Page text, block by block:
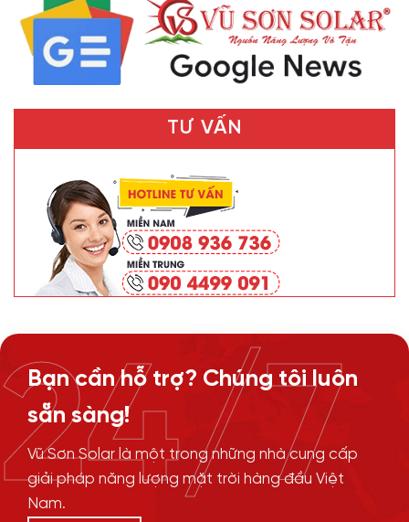
TƯ VẤN
Bạn cần hỗ trợ? Chúng tôi luôn
sẵn sàng!
Vũ Sơn Solar là một trong những nhà cung cấp
giải pháp năng lượng mặt trời hàng đầu Việt
Nam.
24/7